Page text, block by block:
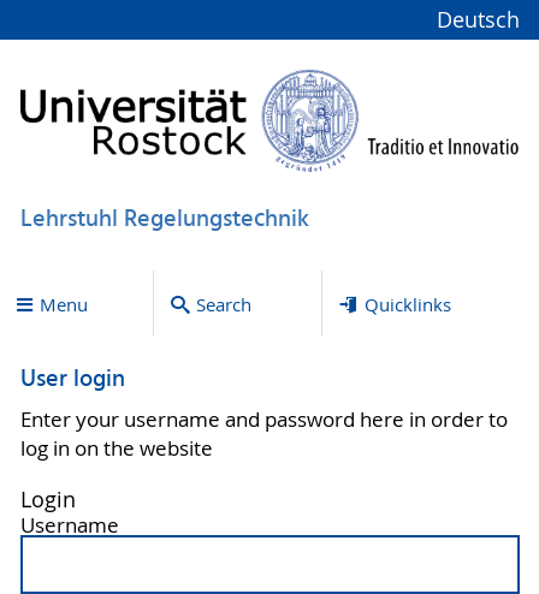
Deutsch
Lehrstuhl Regelungstechnik
Menu Search Quicklinks
User login
Enter your username and password here in order to
log in on the website
Login
Username